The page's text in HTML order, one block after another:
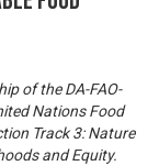
of the DA-FAO-
Nations Food
Track 3: Nature
and Equity.